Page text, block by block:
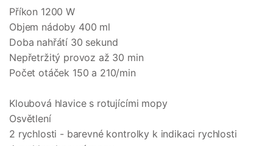
Příkon 1200 W
Objem nádoby 400 ml
Doba nahřátí 30 sekund
Nepřetržitý provoz až 30 min
Počet otáček 150 a 210/min
Kloubová hlavice s rotujícími mopy
Osvětlení
2 rychlosti - barevné kontrolky k indikaci rychlosti